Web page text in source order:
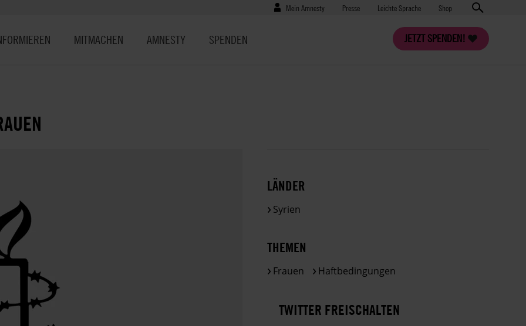
Benutzermenü
Mein Amnesty Presse
Presse Leichte Sprache Shop
JETZT SPENDEN!
MITMACHEN AMNESTY SPENDEN
LÄNDER
Syrien
THEMEN
Frauen Haftbedingungen
TWITTER FREISCHALTEN